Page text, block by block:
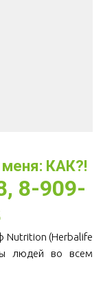
КАК?!
8-909-
Nutrition (Herbalife
людей во всем